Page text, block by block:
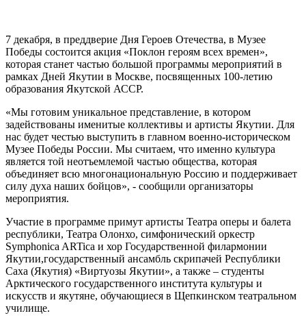
7 декабря, в преддверие Дня Героев Отечества, в Музее
Победы состоится акция «Поклон героям всех времен»,
которая станет частью большой программы мероприятий в
рамках Дней Якутии в Москве, посвященных 100-летию
образования Якутской АССР.
«Мы готовим уникальное представление, в котором
задействованы именитые коллективы и артисты Якутии. Для
нас будет честью выступить в главном военно-историческом
Музее Победы России. Мы считаем, что именно культура
является той неотъемлемой частью общества, которая
объединяет всю многонациональную Россию и поддерживает
силу духа наших бойцов», - сообщили организаторы
мероприятия.
Участие в программе примут артисты Театра оперы и балета
республики, Театра Олонхо, симфонический оркестр
Symphonica ARTica и хор Государственной филармонии
Якутии,государственный ансамбль скрипачей Республики
Саха (Якутия) «Виртуозы Якутии», а также – студенты
Арктического государственного института культуры и
искусств и якутяне, обучающиеся в Щепкинском театральном
училище.